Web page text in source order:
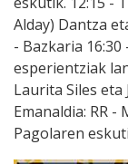
Alday) Dantza
- Bazkaria
esperientziak
Laurita Siles eta
Emanaldia: RR
Pagolaren